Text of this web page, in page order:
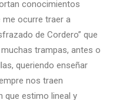
conocimientos
me ocurre traer a
de Cordero” que
trampas, antes o
queriendo enseñar
nos traen
que estimo lineal y